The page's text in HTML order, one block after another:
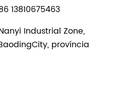
13810675463
Industrial Zone,
província